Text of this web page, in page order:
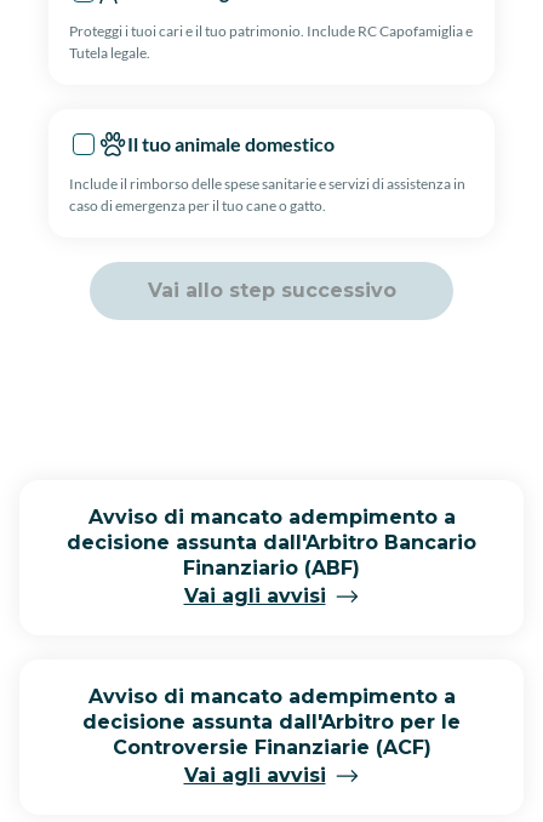
Proteggi i tuoi cari e il tuo patrimonio. Include RC Capofamiglia e
Tutela legale.
Il tuo animale domestico
Include il rimborso delle spese sanitarie e servizi di assistenza in
caso di emergenza per il tuo cane o gatto.
Vai allo step successivo
Avviso di mancato adempimento a
decisione assunta dall'Arbitro Bancario
Finanziario (ABF)
Vai agli avvisi
Avviso di mancato adempimento a
decisione assunta dall'Arbitro per le
Controversie Finanziarie (ACF)
Vai agli avvisi